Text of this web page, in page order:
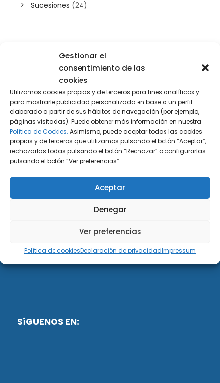
Gestionar el
consentimiento de las
cookies
Utilizamos cookies propias y de terceros para fines analíticos y
para mostrarle publicidad personalizada en base a un perfil
elaborado a partir de sus hábitos de navegación (por ejemplo,
páginas visitadas). Puede obtener más información en nuestra
Política de Cookies. Asimismo, puede aceptar todas las cookies
propias y de terceros que utilizamos pulsando el botón “Aceptar”,
rechazarlas todas pulsando el botón “Rechazar” o configurarlas
pulsando el botón “Ver preferencias”.
Aceptar
Denegar
Ver preferencias
Política de cookiesDeclaración de privacidadImpressum
Sucesiones (24)
Buscador de artículos
DiG ABOGADOS
DiG Abogados es un despacho de abogados
multidisciplinar especializado en las materias de
fiscalidad y mercantil. Llevamos más de 50 años al
SíGUENOS EN: